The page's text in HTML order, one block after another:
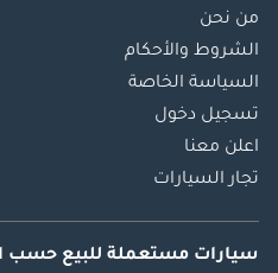
من نحن
الشروط والأحكام
السياسة الخاصة
تسجيل دخول
اعلن معنا
تجار السيارات
سيارات مستعملة للبيع حسب